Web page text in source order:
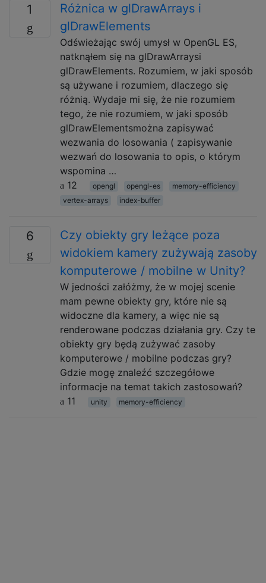
1
Różnica w glDrawArrays i
glDrawElements
Odświeżając swój umysł w OpenGL ES,
natknąłem się na glDrawArraysi
glDrawElements. Rozumiem, w jaki sposób
są używane i rozumiem, dlaczego się
różnią. Wydaje mi się, że nie rozumiem
tego, że nie rozumiem, w jaki sposób
glDrawElementsmożna zapisywać
wezwania do losowania ( zapisywanie
wezwań do losowania to opis, o którym
wspomina …
12
opengl opengl-es
memory-efficiency
vertex-arrays
index-buffer
6
Czy obiekty gry leżące poza
widokiem kamery zużywają zasoby
komputerowe / mobilne w Unity?
W jedności załóżmy, że w mojej scenie
mam pewne obiekty gry, które nie są
widoczne dla kamery, a więc nie są
renderowane podczas działania gry. Czy te
obiekty gry będą zużywać zasoby
komputerowe / mobilne podczas gry?
Gdzie mogę znaleźć szczegółowe
informacje na temat takich zastosowań?
11
unity memory-efficiency